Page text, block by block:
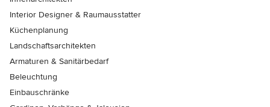
Interior Designer & Raumausstatter
Küchenplanung
Landschaftsarchitekten
Armaturen & Sanitärbedarf
Beleuchtung
Einbauschränke